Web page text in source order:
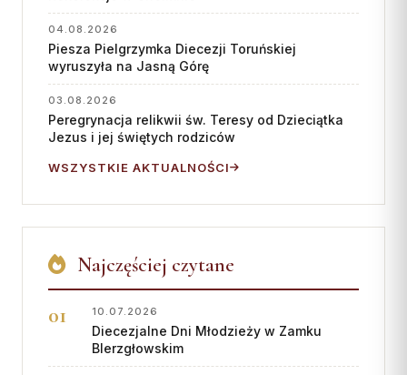
04.08.2026
Piesza Pielgrzymka Diecezji Toruńskiej
wyruszyła na Jasną Górę
03.08.2026
Peregrynacja relikwii św. Teresy od Dzieciątka
Jezus i jej świętych rodziców
WSZYSTKIE AKTUALNOŚCI
Najczęściej czytane
10.07.2026
Diecezjalne Dni Młodzieży w Zamku
BIerzgłowskim